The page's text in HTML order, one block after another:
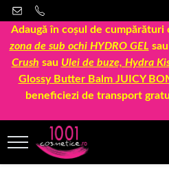
Adaugă în coșul de cumpărături
zona de sub ochi HYDRO GEL sau
Crush sau Ulei de buze, Hydra
Glossy Butter Balm JUICY
beneficiezi de transport